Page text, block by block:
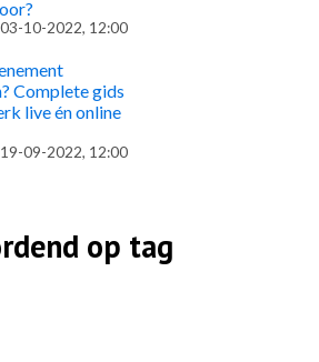
03-10-2022, 12:00
Complete gids
live én online
19-09-2022, 12:00
op tag